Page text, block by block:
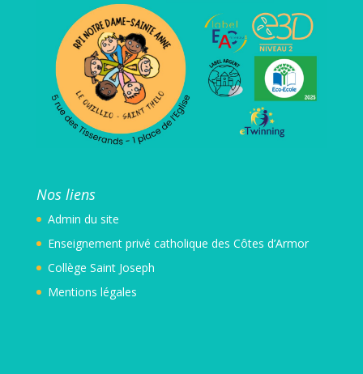
Nos liens
Admin du site
Enseignement privé catholique des Côtes d’Armor
Collège Saint Joseph
Mentions légales